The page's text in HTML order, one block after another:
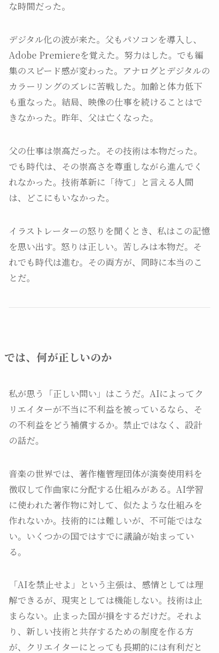
な時間だった。
デジタル化の波が来た。父もパソコンを導入し、
Adobe Premiereを覚えた。努力はした。でも編
集のスピード感が変わった。アナログとデジタルの
カラーリングのズレに苦戦した。加齢と体力低下
も重なった。結局、映像の仕事を続けることはで
きなかった。昨年、父は亡くなった。
父の仕事は崇高だった。その技術は本物だった。
でも時代は、その崇高さを尊重しながら進んでく
れなかった。技術革新に「待て」と言える人間
は、どこにもいなかった。
イラストレーターの怒りを聞くとき、私はこの記憶
を思い出す。怒りは正しい。苦しみは本物だ。そ
れでも時代は進む。その両方が、同時に本当のこ
とだ。
では、何が正しいのか
私が思う「正しい問い」はこうだ。AIによってク
リエイターが不当に不利益を被っているなら、そ
の不利益をどう補償するか。禁止ではなく、設計
の話だ。
音楽の世界では、著作権管理団体が演奏使用料を
徴収して作曲家に分配する仕組みがある。AI学習
に使われた著作物に対して、似たような仕組みを
作れないか。技術的には難しいが、不可能ではな
い。いくつかの国ではすでに議論が始まってい
る。
「AIを禁止せよ」という主張は、感情としては理
解できるが、現実としては機能しない。技術は止
まらない。止まった国が損をするだけだ。それよ
り、新しい技術と共存するための制度を作る方
が、クリエイターにとっても長期的には有利だと